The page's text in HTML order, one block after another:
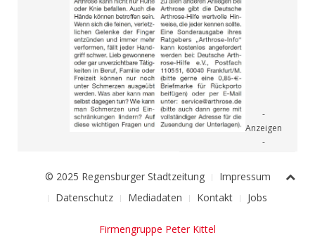
© 2025 Regensburger Stadtzeitung
Impressum
Datenschutz
Mediadaten Kontakt Jobs
Firmengruppe Peter Kittel